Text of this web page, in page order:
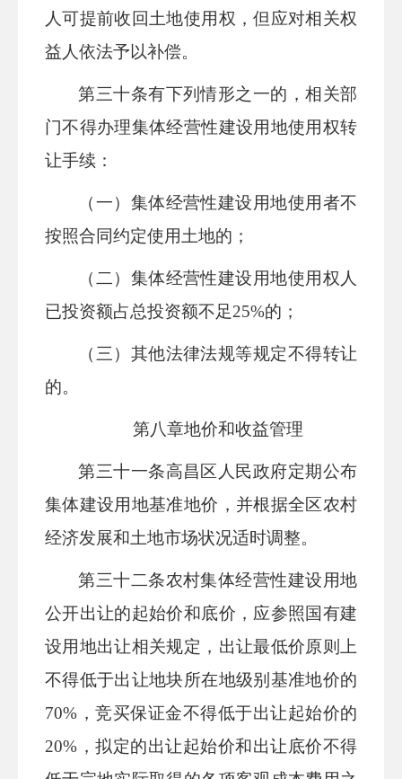
人可提前收回土地使用权，但应对相关权
益人依法予以补偿。
第三十条有下列情形之一的，相关部
门不得办理集体经营性建设用地使用权转
让手续：
（一）集体经营性建设用地使用者不
按照合同约定使用土地的；
（二）集体经营性建设用地使用权人
已投资额占总投资额不足25%的；
（三）其他法律法规等规定不得转让
的。
第八章地价和收益管理
第三十一条高昌区 人民政府定期公布
集体建设用地基准地价，并根据全 区农村
经济发展和土地市场状况适时调整。
第三十二条农村集体经营性建设用地
公开出让的起始价和底价，应参照国有建
设用地出让相关规定，出让最低价原则上
不得低于出让地块所在地级别基准地价的
70% ，竞买保证金不得低于出让起始价的
20%，拟定的出让起始价和出让底价不得